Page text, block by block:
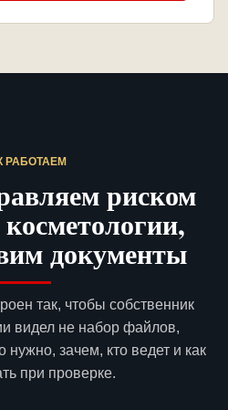
РАБОТАЕМ
риском
документы
так, чтобы собственник
видел не набор файлов,
нужно, зачем, кто ведет и как
при проверке.